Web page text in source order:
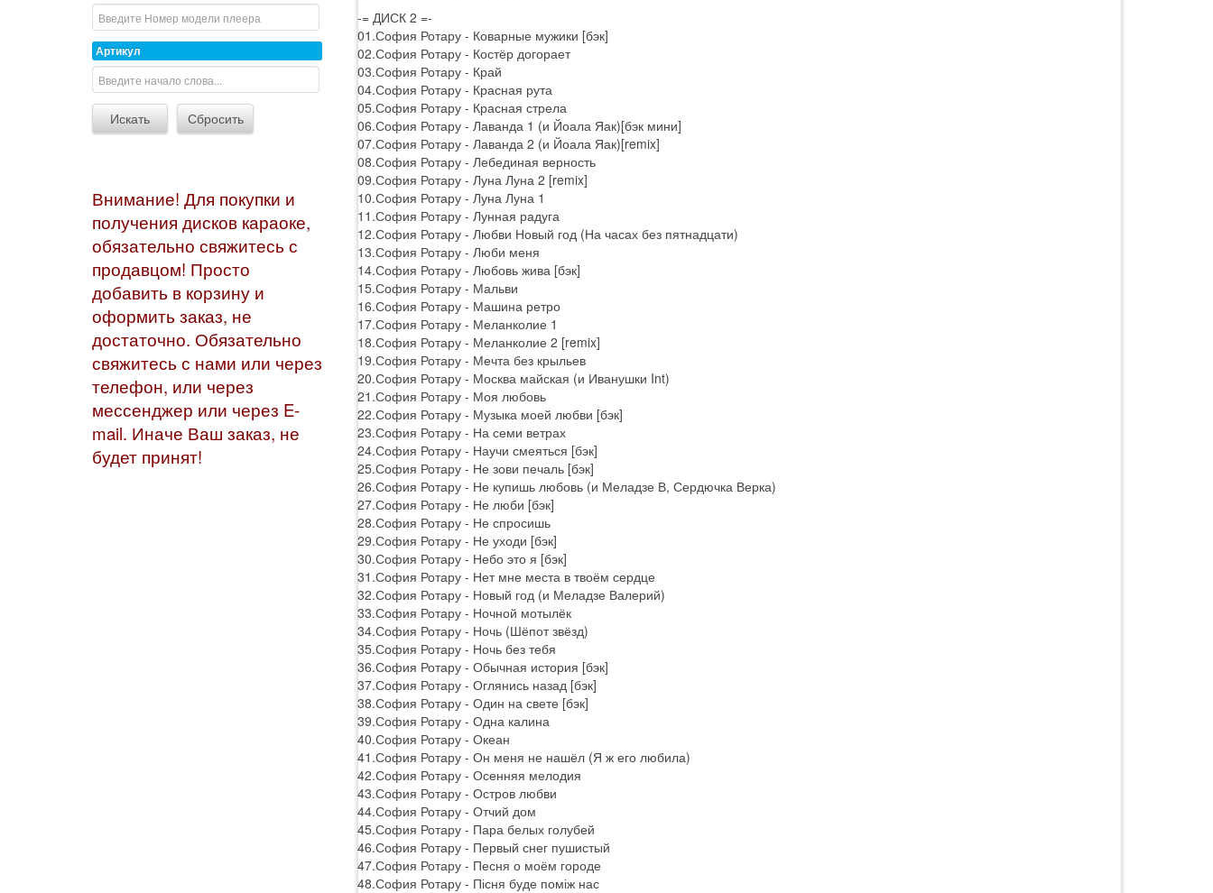
-= ДИСК 2 =-
01.София Ротару - Коварные мужики [бэк]
02.София Ротару - Костёр догорает
03.София Ротару - Край
04.София Ротару - Красная рута
05.София Ротару - Красная стрела
06.София Ротару - Лаванда 1 (и Йоала Яак)[бэк мини]
07.София Ротару - Лаванда 2 (и Йоала Яак)[remix]
08.София Ротару - Лебединая верность
09.София Ротару - Луна Луна 2 [remix]
10.София Ротару - Луна Луна 1
11.София Ротару - Лунная радуга
12.София Ротару - Любви Новый год (На часах без пятнадцати)
13.София Ротару - Люби меня
14.София Ротару - Любовь жива [бэк]
15.София Ротару - Мальви
16.София Ротару - Машина ретро
17.София Ротару - Меланколие 1
18.София Ротару - Меланколие 2 [remix]
19.София Ротару - Мечта без крыльев
20.София Ротару - Москва майская (и Иванушки Int)
21.София Ротару - Моя любовь
22.София Ротару - Музыка моей любви [бэк]
23.София Ротару - На семи ветрах
24.София Ротару - Научи смеяться [бэк]
25.София Ротару - Не зови печаль [бэк]
26.София Ротару - Не купишь любовь (и Меладзе В, Сердючка Верка)
27.София Ротару - Не люби [бэк]
28.София Ротару - Не спросишь
29.София Ротару - Не уходи [бэк]
30.София Ротару - Небо это я [бэк]
31.София Ротару - Нет мне места в твоём сердце
32.София Ротару - Новый год (и Меладзе Валерий)
33.София Ротару - Ночной мотылёк
34.София Ротару - Ночь (Шёпот звёзд)
35.София Ротару - Ночь без тебя
36.София Ротару - Обычная история [бэк]
37.София Ротару - Оглянись назад [бэк]
38.София Ротару - Один на свете [бэк]
39.София Ротару - Одна калина
40.София Ротару - Океан
41.София Ротару - Он меня не нашёл (Я ж его любила)
42.София Ротару - Осенняя мелодия
43.София Ротару - Остров любви
44.София Ротару - Отчий дом
45.София Ротару - Пара белых голубей
46.София Ротару - Первый снег пушистый
47.София Ротару - Песня о моём городе
48.София Ротару - Пісня буде поміж нас
Артикул
Внимание! Для покупки и
получения дисков караоке,
обязательно свяжитесь с
продавцом! Просто
добавить в корзину и
оформить заказ, не
достаточно. Обязательно
свяжитесь с нами или через
телефон, или через
мессенджер или через E-
mail. Иначе Ваш заказ, не
будет принят!